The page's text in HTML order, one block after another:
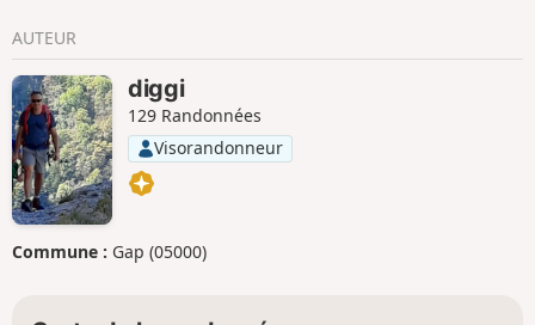
AUTEUR
diggi
129 Randonnées
Visorandonneur
Commune : Gap (05000)